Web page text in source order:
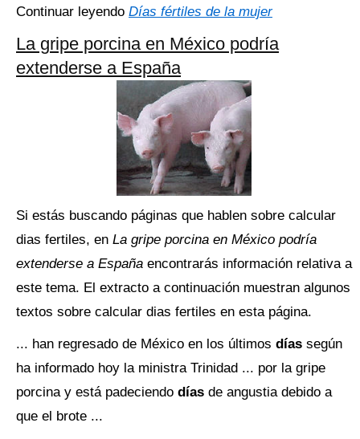
Continuar leyendo Días fértiles de la mujer
La gripe porcina en México podría
extenderse a España
Si estás buscando páginas que hablen sobre calcular
dias fertiles, en La gripe porcina en México podría
extenderse a España encontrarás información relativa a
este tema. El extracto a continuación muestran algunos
textos sobre calcular dias fertiles en esta página.
... han regresado de México en los últimos días según
ha informado hoy la ministra Trinidad ... por la gripe
porcina y está padeciendo días de angustia debido a
que el brote ...